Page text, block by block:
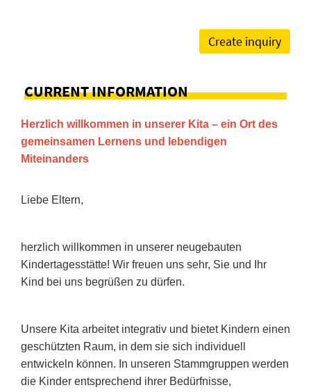
Create inquiry
CURRENT INFORMATION
Herzlich willkommen in unserer Kita – ein Ort des
gemeinsamen Lernens und lebendigen
Miteinanders
Liebe Eltern,
herzlich willkommen in unserer neugebauten
Kindertagesstätte! Wir freuen uns sehr, Sie und Ihr
Kind bei uns begrüßen zu dürfen.
Unsere Kita arbeitet integrativ und bietet Kindern einen
geschützten Raum, in dem sie sich individuell
entwickeln können. In unseren Stammgruppen werden
die Kinder entsprechend ihrer Bedürfnisse,